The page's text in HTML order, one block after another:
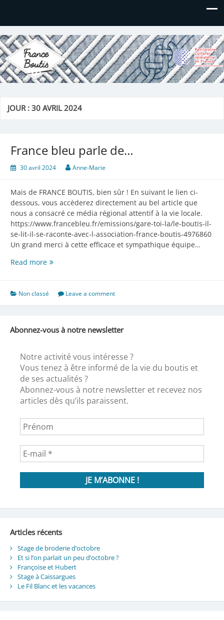
France Boutis
Le site de France Boutis
JOUR :30 AVRIL 2024
France bleu parle de…
30 avril 2024 Anne-Marie
Mais de FRANCE BOUTIS, bien sûr ! En suivant le lien ci-
dessous, vous accèderez directement au bel article que
nous a consacré ce média régional attentif à la vie locale.
https://www.francebleu.fr/emissions/gare-toi-la/le-boutis-il-
se-lit-il-se-raconte-avec-l-association-france-boutis-4976860
Un grand merci à cette efficace et sympathique équipe…
Read moreFrance
de…
Non classé Leave a comment
Abonnez-vous à notre newsletter
Notre activité vous intéresse ?
Vous tenez à être informé de la vie du boutis et
de ses actualités ?
Abonnez-vous à notre newsletter et recevez nos
articles dès qu’ils paraissent.
Articles récents
Stage de broderie d’octobre
Et si l’on parlait un peu d’octobre ?
Françoise et Hubert
Stage à Caissargues
Le Fil Blanc et les vacances